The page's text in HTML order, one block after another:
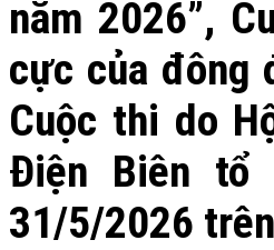
năm 2026”,
cực của đông
Cuộc thi do
Điện Biên tổ
31/5/2026